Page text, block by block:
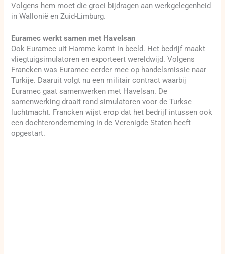
Volgens hem moet die groei bijdragen aan werkgelegenheid
in Wallonië en Zuid-Limburg.
Euramec werkt samen met Havelsan
Ook Euramec uit Hamme komt in beeld. Het bedrijf maakt
vliegtuigsimulatoren en exporteert wereldwijd. Volgens
Francken was Euramec eerder mee op handelsmissie naar
Turkije. Daaruit volgt nu een militair contract waarbij
Euramec gaat samenwerken met Havelsan. De
samenwerking draait rond simulatoren voor de Turkse
luchtmacht. Francken wijst erop dat het bedrijf intussen ook
een dochteronderneming in de Verenigde Staten heeft
opgestart.